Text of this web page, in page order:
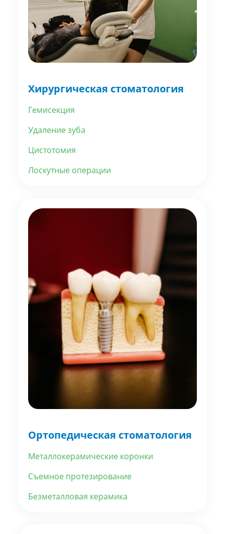
Хирургическая стоматология
Гемисекция
Удаление зуба
Цистотомия
Лоскутные операции
Ортопедическая стоматология
Металлокерамические коронки
Съемное протезирование
Безметалловая керамика